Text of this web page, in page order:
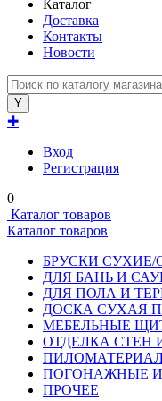
Каталог
Доставка
Контакты
Новости
✚
Вход
Регистрация
0
Каталог товаров
Каталог товаров
БРУСКИ СУХИЕ/
ДЛЯ БАНЬ И
ДЛЯ ПОЛА И
ДОСКА СУХАЯ
МЕБЕЛЬНЫЕ
ОТДЕЛКА СТЕН
ПОГОНАЖНЫЕ
ПРОЧЕЕ